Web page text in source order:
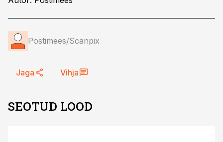
Postimees/Scanpix
Jaga Vihja
SEOTUD LOOD